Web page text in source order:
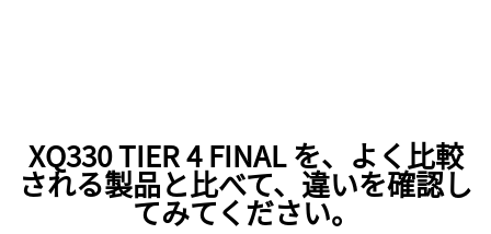
XQ330 TIER 4 FINAL を、よく比較
される製品と比べて、違いを確認し
てみてください。